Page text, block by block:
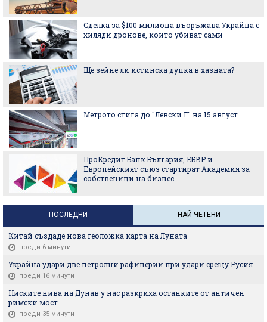
Сделка за $100 милиона въоръжава Украйна с
хиляди дронове, които убиват сами
Ще зейне ли истинска дупка в хазната?
Метрото стига до "Левски Г" на 15 август
ПроКредит Банк България, ЕБВР и
Европейският съюз стартират Академия за
собственици на бизнес
ПОСЛЕДНИ НАЙ-ЧЕТЕНИ
Китай създаде нова геоложка карта на Луната
преди 6 минути
Украйна удари две петролни рафинерии при удари срещу Русия
преди 16 минути
Ниските нива на Дунав у нас разкриха останките от античен
римски мост
преди 35 минути